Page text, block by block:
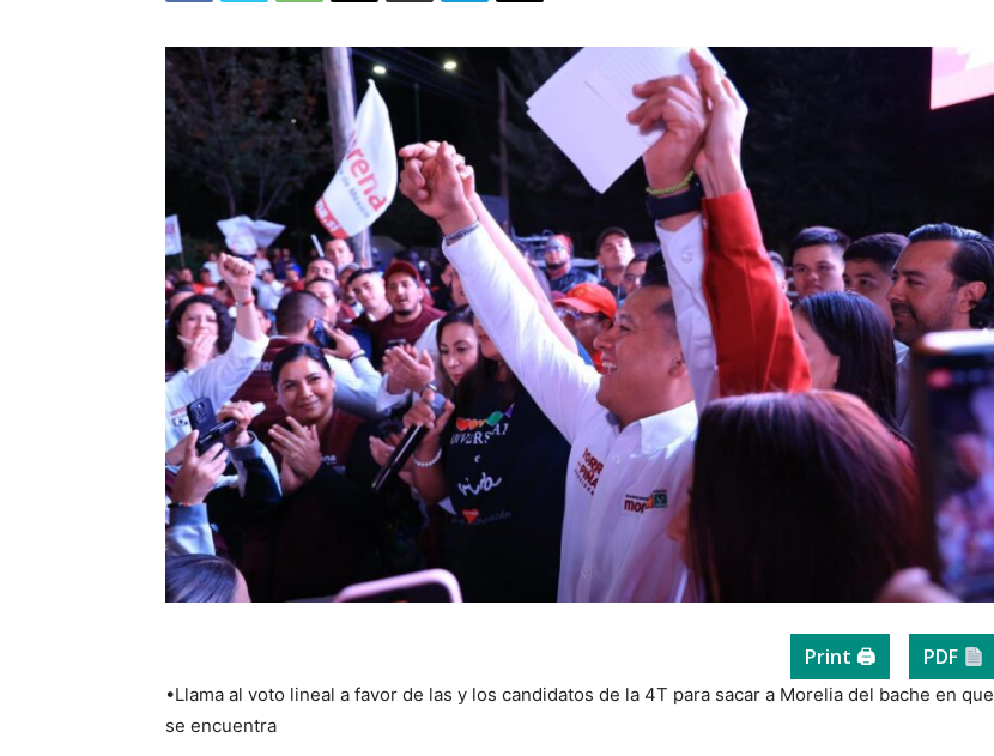
Print 🖨 PDF
•Llama al voto lineal a favor de las y los candidatos de la 4T para sacar a Morelia del bache en que
se encuentra